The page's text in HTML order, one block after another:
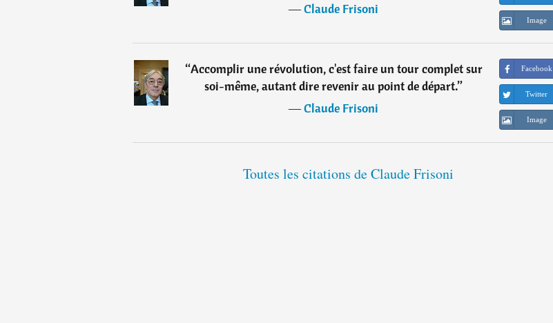
―Claude Frisoni
Image
“Accomplir une révolution, c'est faire un tour complet sur
soi-même, autant dire revenir au point de départ.”
―Claude Frisoni
Facebook
Twitter
Image
Toutes les citations de Claude Frisoni